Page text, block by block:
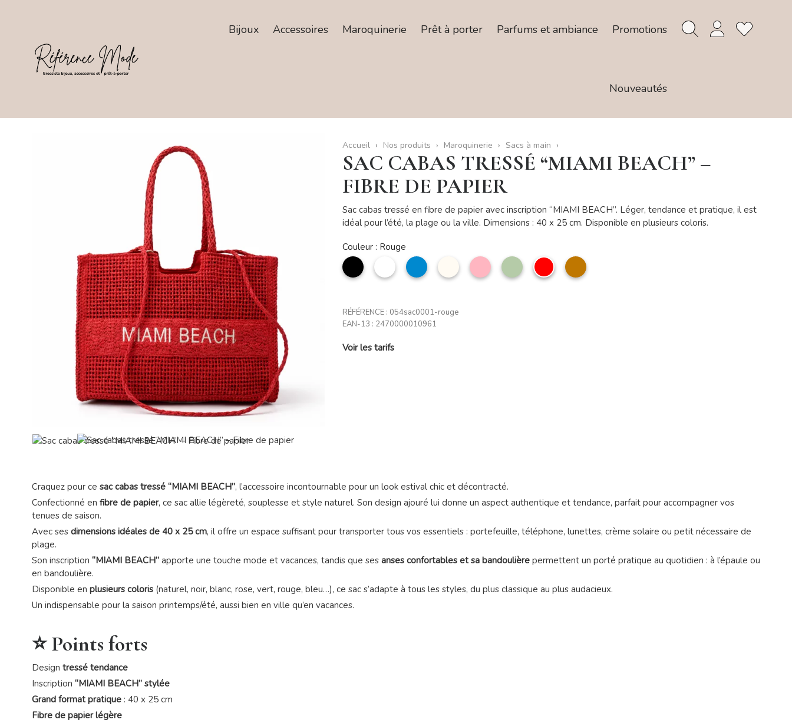
Bijoux Accessoires Maroquinerie Prêt à porter Parfums et ambiance Promotions
Nouveautés
Accueil Nos produits Maroquinerie Sacs à main
SAC CABAS TRESSÉ “MIAMI BEACH” –
FIBRE DE PAPIER
Sac cabas tressé en fibre de papier avec inscription “MIAMI BEACH”. Léger, tendance et pratique, il est
idéal pour l’été, la plage ou la ville. Dimensions : 40 x 25 cm. Disponible en plusieurs coloris.
Couleur : Rouge
noir Blanc
bleu
jean
Beige
Rose
clair
Vert
amande
Rouge camel
RÉFÉRENCE : 054sac0001-rouge
EAN-13 : 2470000010961
Voir les tarifs
Craquez pour ce sac cabas tressé “MIAMI BEACH”, l’accessoire incontournable pour un look estival chic et décontracté.
Confectionné en fibre de papier, ce sac allie légèreté, souplesse et style naturel. Son design ajouré lui donne un aspect authentique et tendance, parfait pour accompagner vos
tenues de saison.
Avec ses dimensions idéales de 40 x 25 cm, il offre un espace suffisant pour transporter tous vos essentiels : portefeuille, téléphone, lunettes, crème solaire ou petit nécessaire de
plage.
Son inscription “MIAMI BEACH”apporte une touche mode et vacances, tandis que ses anses confortables et sa bandoulièrepermettent un porté pratique au quotidien : à l’épaule ou
en bandoulière.
Disponible en plusieurs coloris(naturel, noir, blanc, rose, vert, rouge, bleu…), ce sac s’adapte à tous les styles, du plus classique au plus audacieux.
Un indispensable pour la saison printemps/été, aussi bien en ville qu’en vacances.
⭐ Points forts
Design tressé tendance
Inscription “MIAMI BEACH” stylée
Grand format pratique: 40 x 25 cm
Fibre de papier légère